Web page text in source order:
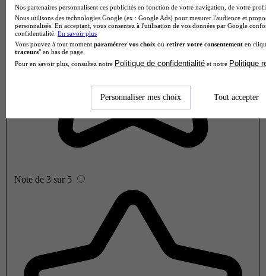
Note de 3 sur 5
Nos partenaires personnalisent ces publicités en fonction de votre navigation, de votre
Nous utilisons des technologies Google (ex : Google Ads) pour mesurer l'audience et
personnalisés. En acceptant, vous consentez à l'utilisation de vos données par Google
confidentialité. En savoir plus
Vous pouvez à tout moment paramétrer vos choix ou retirer votre consentement en
traceurs" en bas de page.
Pour en savoir plus, consultez notre Politique de confidentialité et notre Politique
Personnaliser mes choix Tout accepter